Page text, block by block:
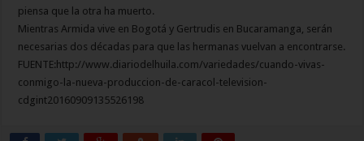
piensa que la otra ha muerto.
Mientras Armida vive en Bogotá y Gertrudis en Bucaramanga, serán
necesarias dos décadas para que las hermanas vuelvan a encontrarse.
FUENTE:http://www.diariodelhuila.com/variedades/cuando-vivas-
conmigo-la-nueva-produccion-de-caracol-television-
cdgint20160909135526198